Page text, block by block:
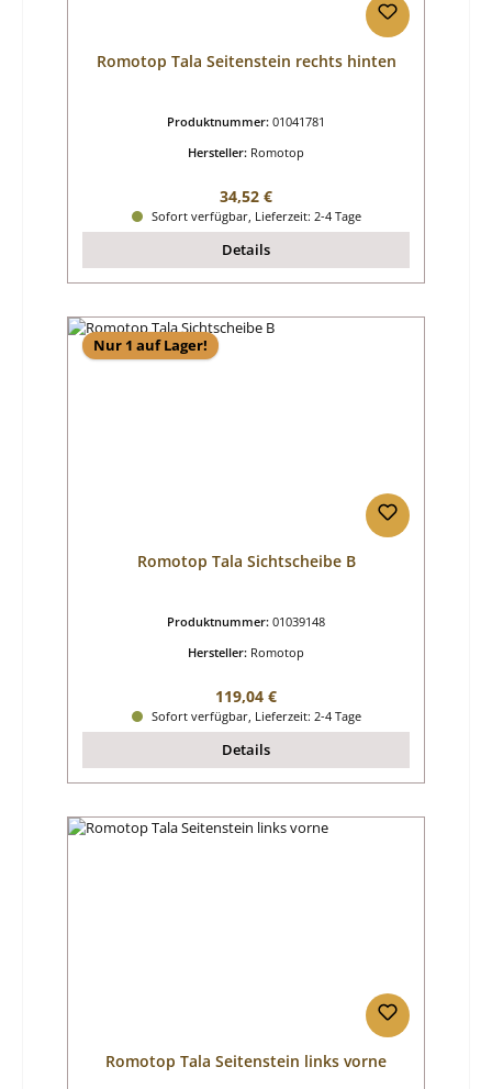
Romotop Tala Seitenstein rechts hinten
Produktnummer: 01041781
Hersteller: Romotop
Regulärer Preis:
34,52 €
Sofort verfügbar, Lieferzeit: 2-4 Tage
Details
Nur 1 auf Lager!
Romotop Tala Sichtscheibe B
Produktnummer: 01039148
Hersteller: Romotop
Regulärer Preis:
119,04 €
Sofort verfügbar, Lieferzeit: 2-4 Tage
Details
Romotop Tala Seitenstein links vorne